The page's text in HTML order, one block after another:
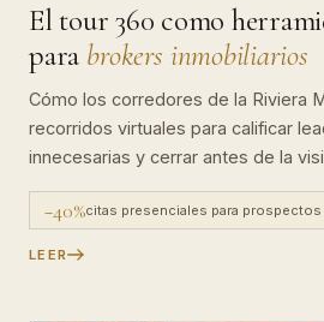
El tour 360 como
para brokers inmobiliarios
Cómo los corredores de la Riviera
recorridos virtuales para calificar
innecesarias y cerrar antes de la
−40%citas presenciales para
LEER